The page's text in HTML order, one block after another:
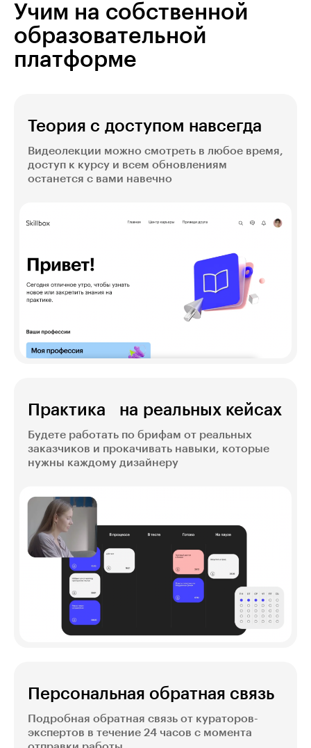
Учим на собственной
образовательной
платформе
Теория с доступом навсегда
Видеолекции можно смотреть в любое время,
доступ к курсу и всем обновлениям
останется с вами навечно
Практика на реальных кейсах
Будете работать по брифам от реальных
заказчиков и прокачивать навыки, которые
нужны каждому дизайнеру
Персональная обратная связь
Подробная обратная связь от кураторов-
экспертов в течение 24 часов с момента